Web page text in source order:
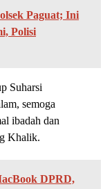
Paguat; Ini
Polisi
Suharsi
semoga
ibadah dan
Khalik.
DPRD,